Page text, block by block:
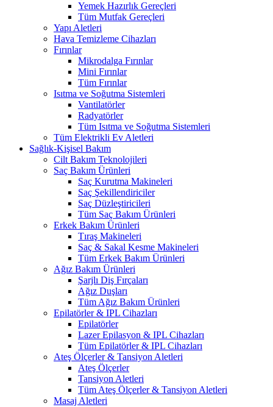
Yemek Hazırlık Gereçleri
Tüm Mutfak Gereçleri
Yapı Aletleri
Hava Temizleme Cihazları
Fırınlar
Mikrodalga Fırınlar
Mini Fırınlar
Tüm Fırınlar
Isıtma ve Soğutma Sistemleri
Vantilatörler
Radyatörler
Tüm Isıtma ve Soğutma Sistemleri
Tüm Elektrikli Ev Aletleri
Sağlık-Kişisel Bakım
Cilt Bakım Teknolojileri
Saç Bakım Ürünleri
Saç Kurutma Makineleri
Saç Şekillendiriciler
Saç Düzleştiricileri
Tüm Saç Bakım Ürünleri
Erkek Bakım Ürünleri
Tıraş Makineleri
Saç & Sakal Kesme Makineleri
Tüm Erkek Bakım Ürünleri
Ağız Bakım Ürünleri
Şarjlı Diş Fırçaları
Ağız Duşları
Tüm Ağız Bakım Ürünleri
Epilatörler & IPL Cihazları
Epilatörler
Lazer Epilasyon & IPL Cihazları
Tüm Epilatörler & IPL Cihazları
Ateş Ölçerler & Tansiyon Aletleri
Ateş Ölçerler
Tansiyon Aletleri
Tüm Ateş Ölçerler & Tansiyon Aletleri
Masaj Aletleri